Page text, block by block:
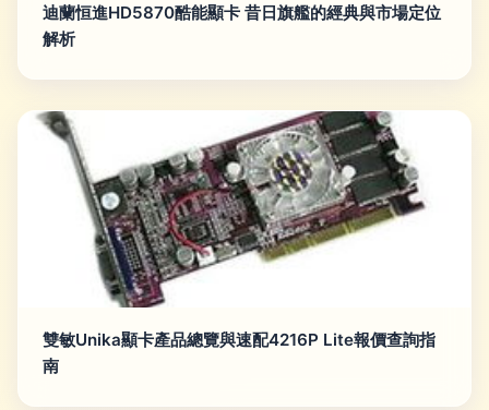
迪蘭恒進HD5870酷能顯卡 昔日旗艦的經典與市場定位
解析
雙敏Unika顯卡產品總覽與速配4216P Lite報價查詢指
南